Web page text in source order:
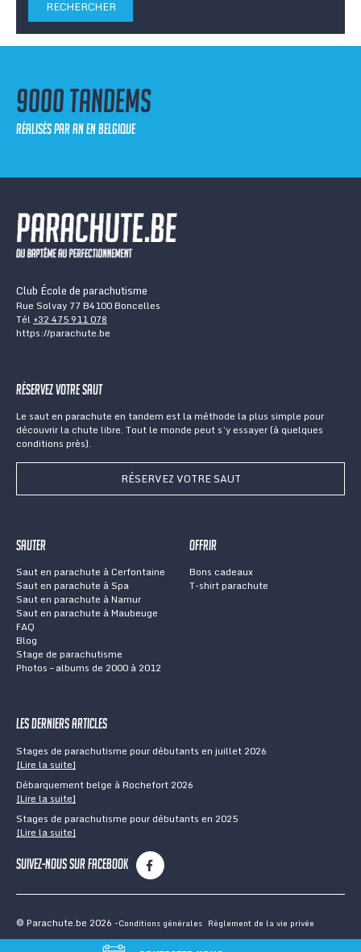
9000 tandems
réalisés par an en Belgique
Club École de parachutisme
Rue Solvay 77 B4100 Boncelles
Tél +32 475 911 078
https://parachute.be
Réservez votre saut
Le saut en parachute en tandem est la méthode la plus simple pour
découvrir la chute libre. Tout le monde peut s’y essayer (à quelques
conditions près).
RÉSERVEZ VOTRE SAUT
Sauter
Saut en parachute à Cerfontaine
Saut en parachute à Spa
Saut en parachute à Namur
Saut en parachute à Maubeuge
FAQ
Blog
Stage de parachutisme
Photos – albums de 2000 à 2012
Offrir
Bons cadeaux
T-shirt parachute
Les derniers articles
Stages de parachutisme pour débutants en juillet 2026
[Lire la suite]
Débarquement belge à Rochefort 2026
[Lire la suite]
Stages de parachutisme pour débutants en 2025
[Lire la suite]
Suivez-nous sur Facebook
© Parachute.be 2026 Conditions générales Règlement de la vie privée